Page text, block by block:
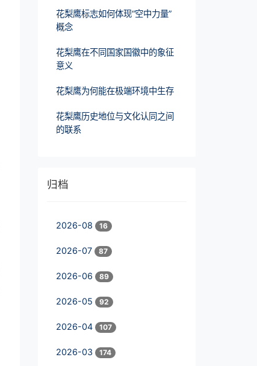
花梨鹰标志如何体现“空中力量”
概念
花梨鹰在不同国家国徽中的象征
意义
花梨鹰为何能在极端环境中生存
花梨鹰历史地位与文化认同之间
的联系
归档
2026-08 16
2026-07 87
2026-06 89
2026-05 92
2026-04 107
2026-03 174